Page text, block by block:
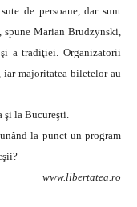
de persoane, dar sunt
Marian Brudzynski,
a tradiţiei. Organizatorii
iar majoritatea biletelor au
şi la Bucureşti.
la punct un program
www.libertatea.ro